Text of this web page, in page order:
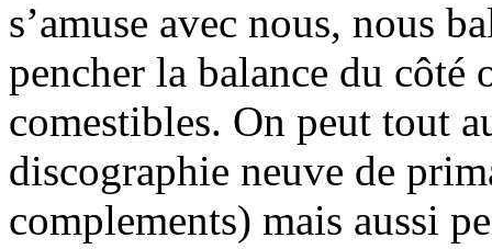
s’amuse avec nous, nous
pencher la balance du côté
comestibles. On peut tout
discographie neuve de
complements) mais aussi